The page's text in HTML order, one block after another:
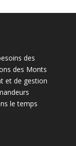
des
des Monts
et de gestion
le temps